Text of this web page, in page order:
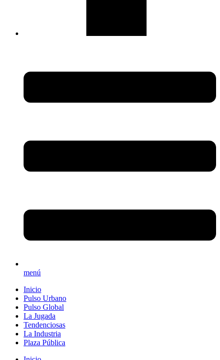
menú
Inicio
Pulso Urbano
Pulso Global
La Jugada
Tendenciosas
La Industria
Plaza Pública